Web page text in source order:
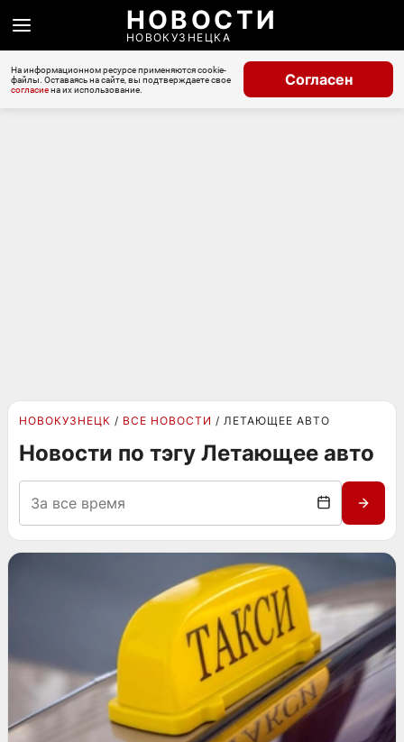
НОВОСТИ
НОВОКУЗНЕЦКА
На информационном ресурсе применяются cookie-
файлы. Оставаясь на сайте, вы подтверждаете свое
согласиена их использование.
Согласен
НОВОКУЗНЕЦК ВСЕ НОВОСТИ ЛЕТАЮЩЕЕ АВТО
Новости по тэгу Летающее авто